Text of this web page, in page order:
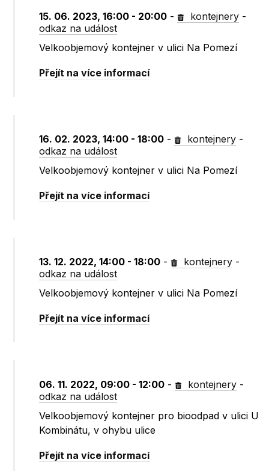
15. 06. 2023, 16:00 - 20:00 - kontejnery -
odkaz na událost
Velkoobjemový kontejner v ulici Na Pomezí
Přejít na více informací
16. 02. 2023, 14:00 - 18:00 - kontejnery -
odkaz na událost
Velkoobjemový kontejner v ulici Na Pomezí
Přejít na více informací
13. 12. 2022, 14:00 - 18:00 - kontejnery -
odkaz na událost
Velkoobjemový kontejner v ulici Na Pomezí
Přejít na více informací
06. 11. 2022, 09:00 - 12:00 - kontejnery -
odkaz na událost
Velkoobjemový kontejner pro bioodpad v ulici U
Kombinátu, v ohybu ulice
Přejít na více informací